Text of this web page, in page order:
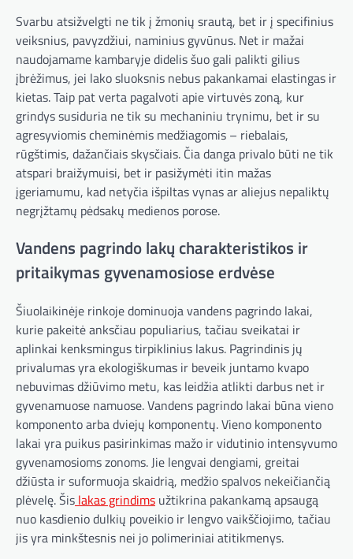
Svarbu atsižvelgti ne tik į žmonių srautą, bet ir į specifinius
veiksnius, pavyzdžiui, naminius gyvūnus. Net ir mažai
naudojamame kambaryje didelis šuo gali palikti gilius
įbrėžimus, jei lako sluoksnis nebus pakankamai elastingas ir
kietas. Taip pat verta pagalvoti apie virtuvės zoną, kur
grindys susiduria ne tik su mechaniniu trynimu, bet ir su
agresyviomis cheminėmis medžiagomis – riebalais,
rūgštimis, dažančiais skysčiais. Čia danga privalo būti ne tik
atspari braižymuisi, bet ir pasižymėti itin mažas
įgeriamumu, kad netyčia išpiltas vynas ar aliejus nepaliktų
negrįžtamų pėdsakų medienos porose.
Vandens pagrindo lakų charakteristikos ir
pritaikymas gyvenamosiose erdvėse
Šiuolaikinėje rinkoje dominuoja vandens pagrindo lakai,
kurie pakeitė anksčiau populiarius, tačiau sveikatai ir
aplinkai kenksmingus tirpiklinius lakus. Pagrindinis jų
privalumas yra ekologiškumas ir beveik juntamo kvapo
nebuvimas džiūvimo metu, kas leidžia atlikti darbus net ir
gyvenamuose namuose. Vandens pagrindo lakai būna vieno
komponento arba dviejų komponentų. Vieno komponento
lakai yra puikus pasirinkimas mažo ir vidutinio intensyvumo
gyvenamosioms zonoms. Jie lengvai dengiami, greitai
džiūsta ir suformuoja skaidrią, medžio spalvos nekeičiančią
plėvelę. Šis lakas grindims užtikrina pakankamą apsaugą
nuo kasdienio dulkių poveikio ir lengvo vaikščiojimo, tačiau
jis yra minkštesnis nei jo polimeriniai atitikmenys.